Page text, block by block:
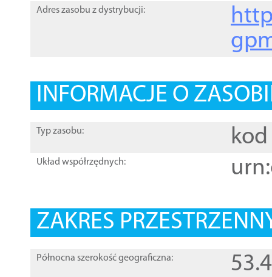
Adres zasobu z dystrybucji:
INFORMACJE O
Typ zasobu: kod
Układ współrzędnych:
ZAKRES
Północna szerokość geograficzna: